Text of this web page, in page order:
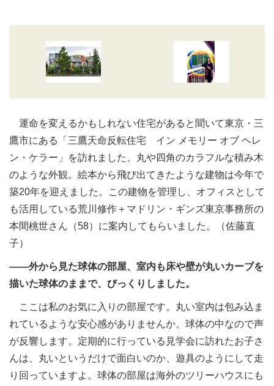
運命を変えるかもしれない住宅があると聞いて東京・三
鷹市にある「三鷹天命反転住宅 イン メモリー オブ ヘレ
ン・ケラー」を訪れました。丸や四角のカラフルな積み木
のような外観。絵本から飛び出てきたような建物は今年で
築20年を迎えました。この建物を管理し、オフィスとして
も活用している荒川修作＋マドリン・ギンズ東京事務所の
本間桃世さん（58）に案内してもらいました。（佐藤直
子）
――外から見た球体の部屋、室内も床や壁が丸いカーブを
描いた球体のままで、びっくりしました。
ここは私のお気に入りの部屋です。丸い室内は包み込ま
れているような安心感がありませんか。球体の中なので声
が反響します。定期的に行っている見学会に訪れたお子さ
んは、丸いというだけで面白いのか、遊具のようにして走
り回っていますよ。球体の部屋は海外のツリーハウスにも